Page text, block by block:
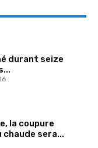
durant seize
la coupure
chaude sera...